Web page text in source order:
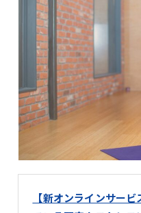
【新オンラインサー